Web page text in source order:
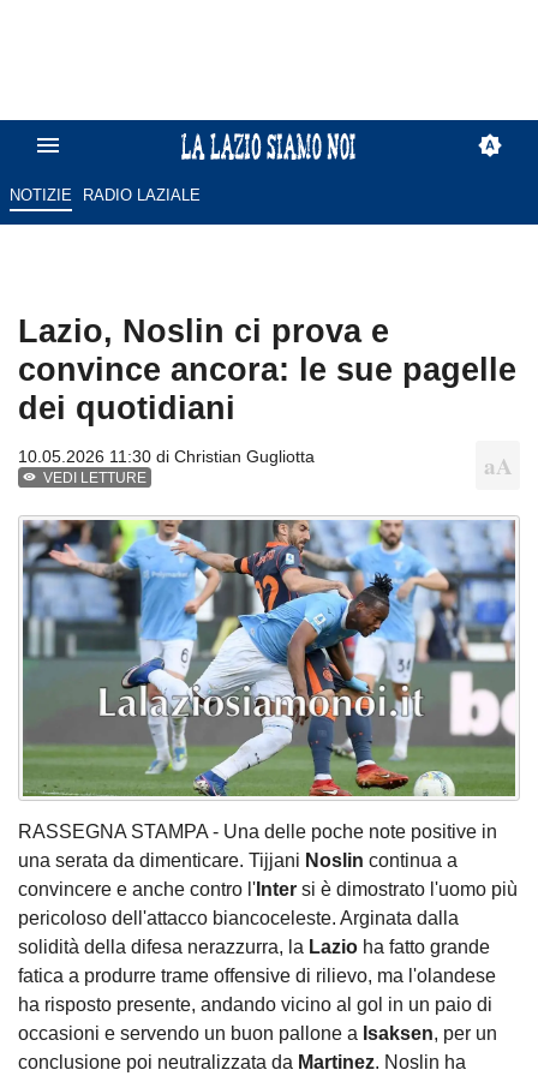
NOTIZIE RADIO LAZIALE
Lazio, Noslin ci prova e
convince ancora: le sue pagelle
dei quotidiani
10.05.2026 11:30 di Christian Gugliotta
VEDI LETTURE
RASSEGNA STAMPA - Una delle poche note positive in
una serata da dimenticare. Tijjani Noslin continua a
convincere e anche contro l' Inter si è dimostrato l'uomo più
pericoloso dell'attacco biancoceleste. Arginata dalla
solidità della difesa nerazzurra, la Lazio ha fatto grande
fatica a produrre trame offensive di rilievo, ma l'olandese
ha risposto presente, andando vicino al gol in un paio di
occasioni e servendo un buon pallone a Isaksen, per un
conclusione poi neutralizzata da Martinez. Noslin ha